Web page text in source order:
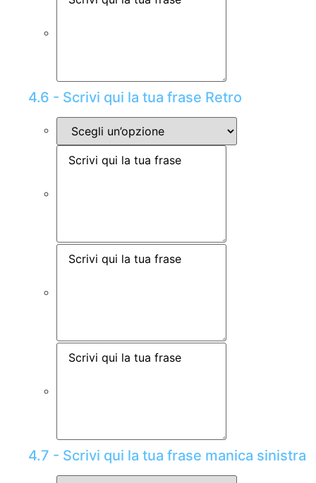
4.6 - Scrivi qui la tua frase Retro
4.7 - Scrivi qui la tua frase manica sinistra